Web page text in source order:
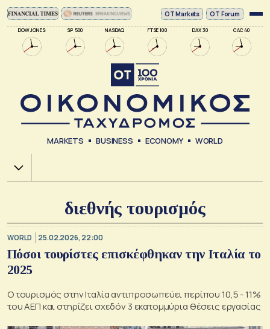
DOW JONES SP 500 NASDAQ FTSE 100 DAX 30 CAC 40
ΟΤ Markets OT Forum
MARKETS BUSINESS ECONOMY WORLD
Χ.Α.
διεθνής τουρισμός
WORLD 25.02.2026, 22:00
Πόσοι τουρίστες επισκέφθηκαν την Ιταλία το
2025
Ο τουρισμός στην Ιταλία αντιπροσωπεύει περίπου 10,5 - 11%
του ΑΕΠ και στηρίζει σχεδόν 3 εκατομμύρια θέσεις εργασίας